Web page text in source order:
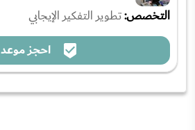
التخصص:تطوير التفكير الإيجابي
احجز موعد